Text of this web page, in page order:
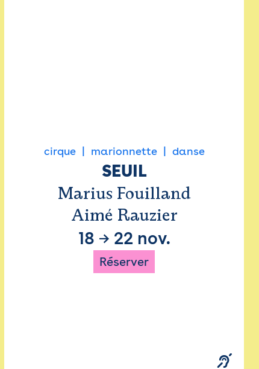
cirque marionnette danse
SEUIL
Marius Fouilland
Aimé Rauzier
18 → 22 nov.
Réserver